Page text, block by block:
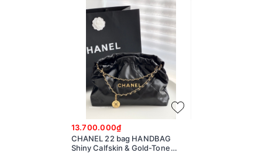
13.700.000₫
CHANEL 22 bag HANDBAG
Shiny Calfskin & Gold-Tone